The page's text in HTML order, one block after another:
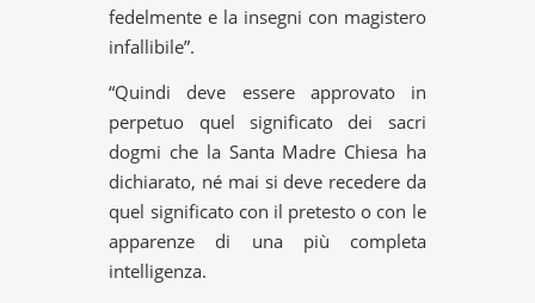
fedelmente e la insegni con magistero
infallibile”.
“Quindi deve essere approvato in
perpetuo quel significato dei sacri
dogmi che la Santa Madre Chiesa ha
dichiarato, né mai si deve recedere da
quel significato con il pretesto o con le
apparenze di una più completa
intelligenza.